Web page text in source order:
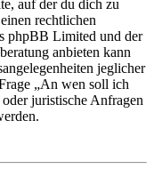
auf der du dich zu
rechtlichen
phpBB Limited und der
anbieten kann
jeglicher
„An wen soll ich
juristische Anfragen